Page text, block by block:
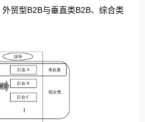
贸型B2B与垂直类B2B、综合类